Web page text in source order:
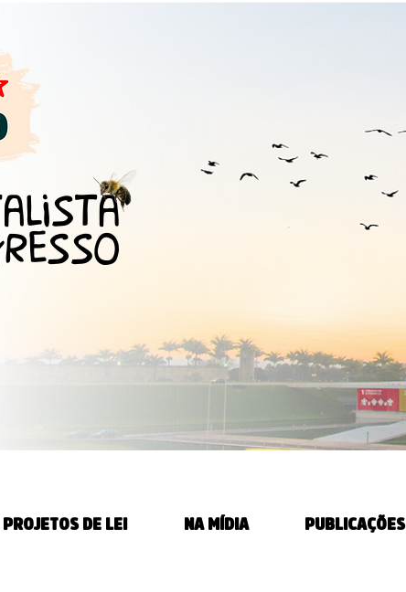
PROJETOS DE LEI NA MÍDIA PUBLICAÇÕES